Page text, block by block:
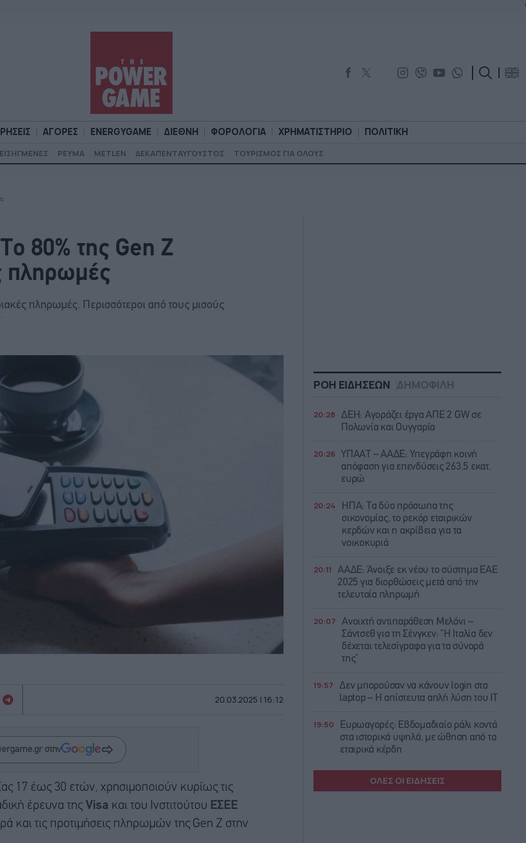
ΑΓΟΡΕΣ ENERGYGAME ΔΙΕΘΝΗ ΦΟΡΟΛΟΓΙΑ ΧΡΗΜΑΤΙΣΤΗΡΙΟ ΠΟΛΙΤΙΚΗ
ΕΙΣΗΓΜΕΝΕΣ ΡΕΥΜΑ METLEN ΔΕΚΑΠΕΝΤΑΥΓΟΥΣΤΟΣ ΤΟΥΡΙΣΜΟΣ ΓΙΑ ΟΛΟΥΣ
80% της Gen Z
πληρωμές
πληρωμές. Περισσότεροι από τους μισούς
20.03.2025 | 16:12
στην
17 έως 30 ετών, χρησιμοποιούν κυρίως τις
έρευνα της Visa και του Ινστιτούτου ΕΣΕΕ
και τις προτιμήσεις πληρωμών της Gen Z στην
ΡΟΗ ΕΙΔΗΣΕΩΝ ΔΗΜΟΦΙΛΗ
20:28 ΔΕΗ: Αγοράζει έργα ΑΠΕ 2 GW σε
Πολωνία και Ουγγαρία
20:26
ΥΠΑΑΤ – ΑΑΔΕ: Υπεγράφη κοινή
απόφαση για επενδύσεις 263,5 εκατ.
ευρώ
20:24
ΗΠΑ: Τα δύο πρόσωπα της
οικονομίας, το ρεκόρ εταιρικών
κερδών και η ακρίβεια για τα
νοικοκυριά
20:11
ΑΑΔΕ: Άνοιξε εκ νέου το σύστημα ΕΑΕ
2025 για διορθώσεις μετά από την
τελευταία πληρωμή
20:07
Ανοιχτή αντιπαράθεση Μελόνι –
Σάντσεθ για τη Σένγκεν: “Η Ιταλία δεν
δέχεται τελεσίγραφα για τα σύνορά
της”
19:57
Δεν μπορούσαν να κάνουν login στα
laptop – Η απίστευτα απλή λύση του IT
19:50
Ευρωαγορές: Εβδομαδιαίο ράλι κοντά
στα ιστορικά υψηλά, με ώθηση από τα
εταιρικά κέρδη
ΟΛΕΣ ΟΙ ΕΙΔΗΣΕΙΣ